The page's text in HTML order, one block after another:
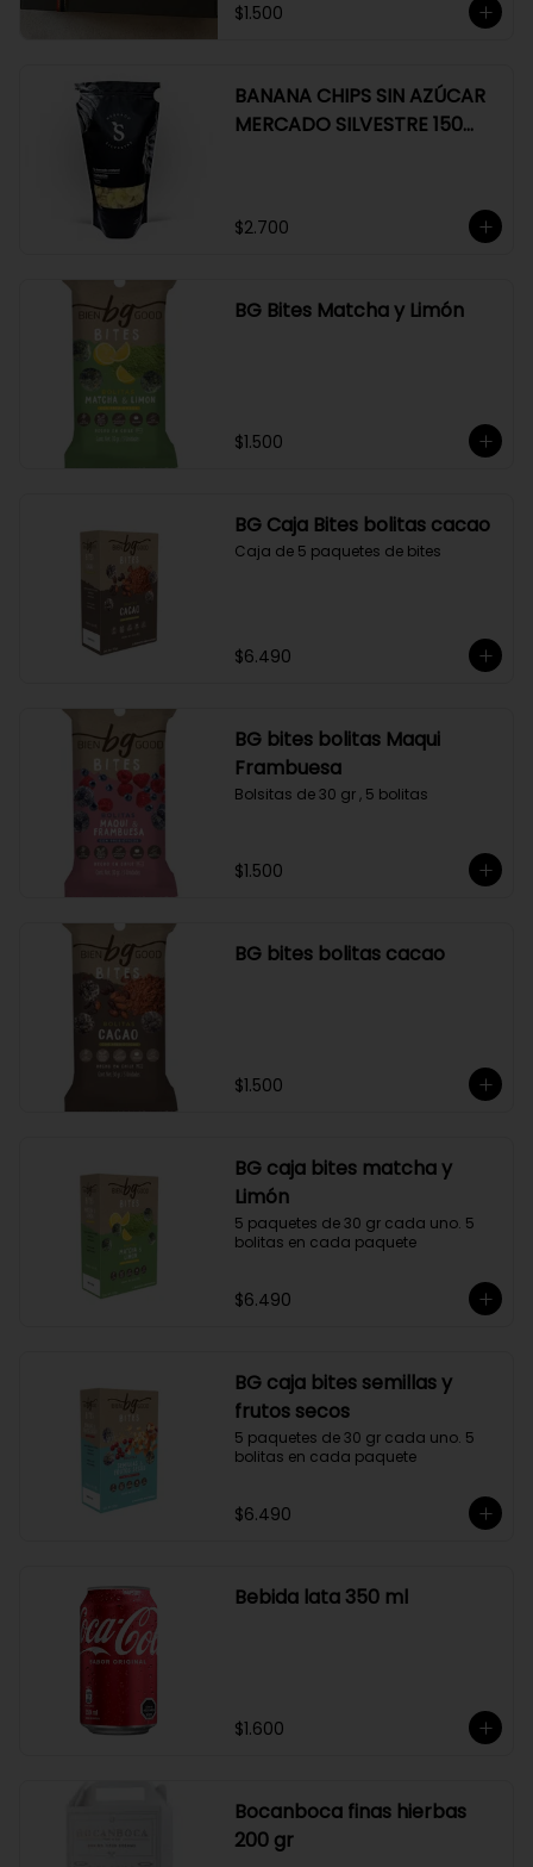
$1.500
BANANA CHIPS SIN AZÚCAR
MERCADO SILVESTRE 150
$2.700
BG Bites Matcha y Limón
$1.500
BG Caja Bites bolitas cacao
Caja de 5 paquetes de bites
$6.490
BG bites bolitas Maqui
Frambuesa
Bolsitas de 30 gr , 5 bolitas
$1.500
BG bites bolitas cacao
$1.500
BG caja bites matcha y
Limón
5 paquetes de 30 gr cada uno. 5
bolitas en cada paquete
$6.490
BG caja bites semillas y
frutos secos
5 paquetes de 30 gr cada uno. 5
bolitas en cada paquete
$6.490
Bebida lata 350 ml
$1.600
Bocanboca finas hierbas
200 gr